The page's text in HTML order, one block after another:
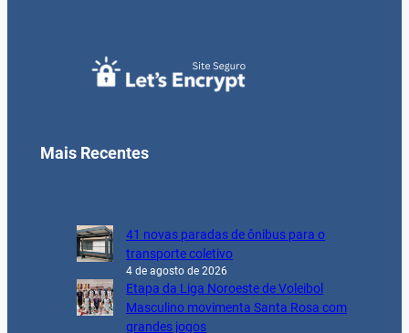
Mais Recentes
41 novas paradas de ônibus para o
transporte coletivo
4 de agosto de 2026
Etapa da Liga Noroeste de Voleibol
Masculino movimenta Santa Rosa com
grandes jogos